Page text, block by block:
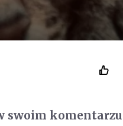
swoim komentarzu